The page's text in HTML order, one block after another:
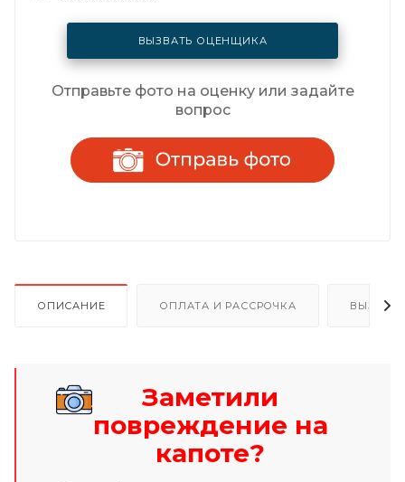
ВЫЗВАТЬ ОЦЕНЩИКА
Отправьте фото на оценку или задайте
вопрос
ОПИСАНИЕ ОПЛАТА И РАССРОЧКА ВЫЗОВ
Заметили
повреждение на
капоте?